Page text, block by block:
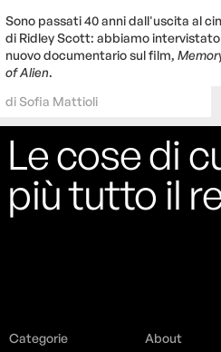
Sono passati 40 anni dall'uscita al
di Ridley Scott: abbiamo
nuovo documentario sul film,
of Alien.
diSofia Mattioli
Le cose di
più tutto il
Categorie
About